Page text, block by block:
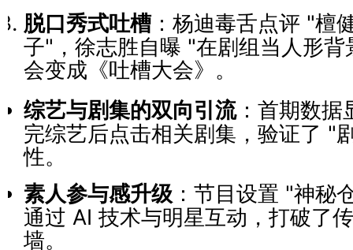
脱口秀式吐槽：杨迪毒舌点评 "檀
子"，徐志胜自曝 "在剧组当人形
会变成《吐槽大会》。
综艺与剧集的双向引流：首期数据
完综艺后点击相关剧集，验证了 "
性。
素人参与感升级 ：节目设置 "神秘
通过 AI 技术与明星互动，打破了
墙。